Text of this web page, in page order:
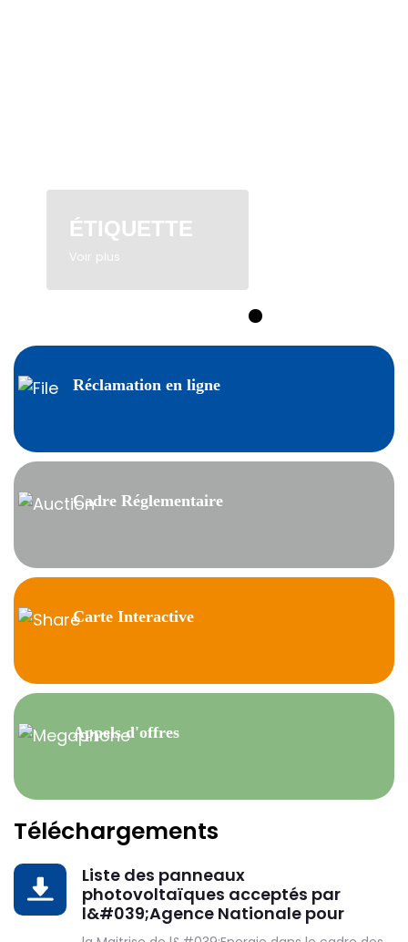
ÉTIQUETTE
Voir plus
Réclamation en ligne
Cadre Réglementaire
Carte Interactive
Appels d'offres
Téléchargements
DOWNLOADListe des panneaux
photovoltaïques acceptés par
l&#039;Agence Nationale pour